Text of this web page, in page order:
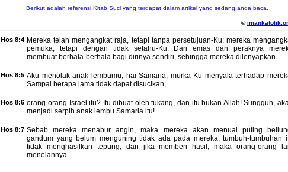
Berikut adalah referensi Kitab Suci yang terdapat dalam artikel yang sedang anda baca.
©
Hos 8:4 Mereka telah mengangkat raja, tetapi tanpa persetujuan-Ku; mereka
pemuka, tetapi dengan tidak setahu-Ku. Dari emas dan peraknya
membuat berhala-berhala bagi dirinya sendiri, sehingga mereka dilenyapkan.
Hos 8:5 Aku menolak anak lembumu, hai Samaria; murka-Ku menyala terhadap
Sampai berapa lama tidak dapat disucikan,
Hos 8:6 orang-orang Israel itu? Itu dibuat oleh tukang, dan itu bukan Allah! Sungguh,
menjadi serpih anak lembu Samaria itu!
Hos 8:7 Sebab mereka menabur angin, maka mereka akan menuai puting
gandum yang belum menguning tidak ada pada mereka; tumbuh-tumbuhan
tidak menghasilkan tepung; dan jika memberi hasil, maka orang-orang
menelannya.